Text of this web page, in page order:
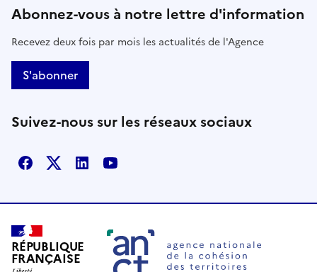
Abonnez-vous à notre lettre d'information
Recevez deux fois par mois les actualités de l'Agence
S'abonner
Suivez-nous sur les réseaux sociaux
Facebook
X LinkedinYoutube
RÉPUBLIQUE
FRANÇAISE